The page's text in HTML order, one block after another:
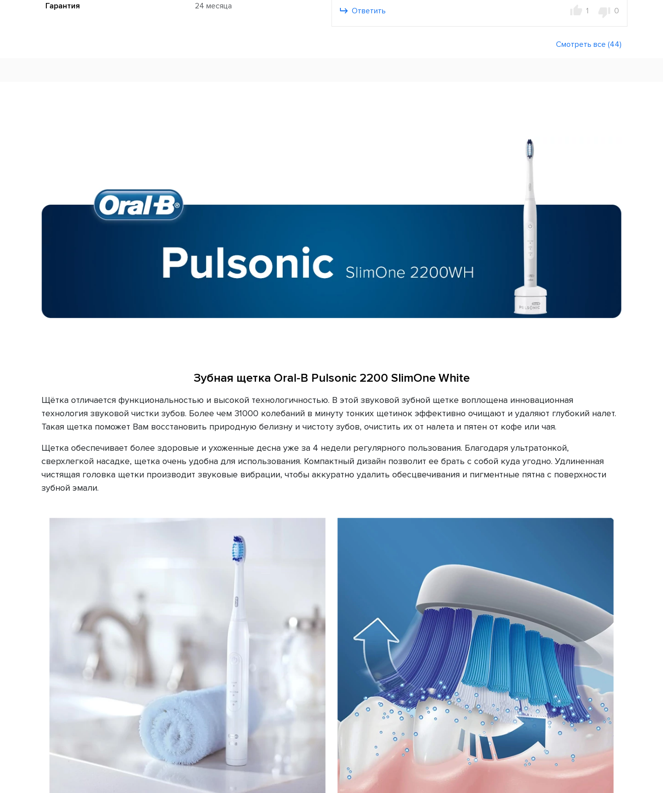
Гарантия
24 месяца
Ответить
1 0
Смотреть все (44)
Зубная щетка Oral-B Pulsonic 2200 SlimOne White
Щётка отличается функциональностью и высокой технологичностью. В этой звуковой зубной щетке воплощена инновационная
технология звуковой чистки зубов. Более чем 31000 колебаний в минуту тонких щетинок эффективно очищают и удаляют глубокий налет.
Такая щетка поможет Вам восстановить природную белизну и чистоту зубов, очистить их от налета и пятен от кофе или чая.
Щетка обеспечивает более здоровые и ухоженные десна уже за 4 недели регулярного пользования. Благодаря ультратонкой,
сверхлегкой насадке, щетка очень удобна для использования. Компактный дизайн позволит ее брать с собой куда угодно. Удлиненная
чистящая головка щетки производит звуковые вибрации, чтобы аккуратно удалить обесцвечивания и пигментные пятна с поверхности
зубной эмали.